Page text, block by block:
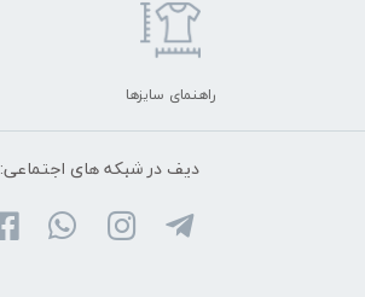
راهنمای سایزها
دیف در شبکه ‌های اجتماعی: